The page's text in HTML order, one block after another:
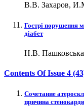
В.В. Захаров,
Гострі порушення
діабет
Н.В.
Contents Of Issue 4
Сочетание
причина